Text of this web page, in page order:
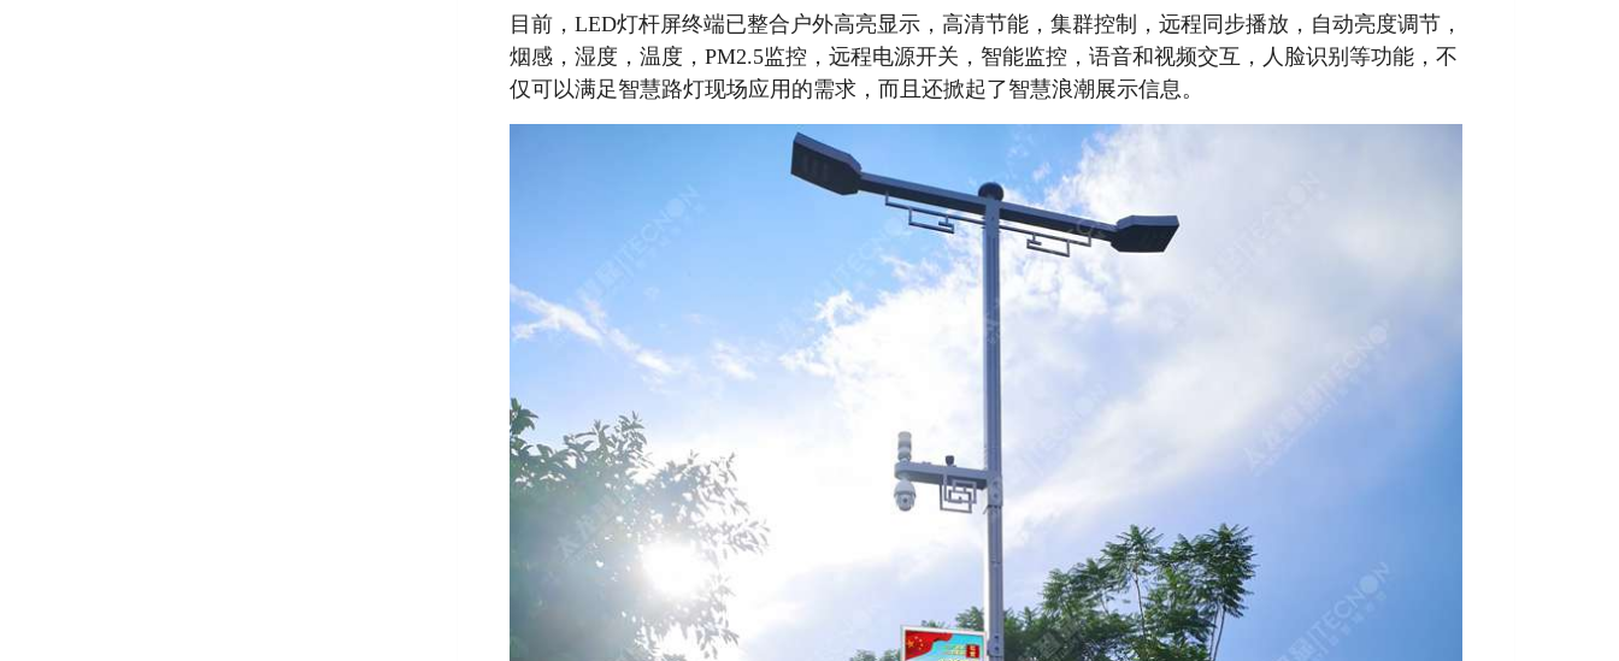
目前，LED灯杆屏终端已整合户外高亮显示，高清节能，集群控制，远程同步播放，自动亮度调节，
烟感，湿度，温度，PM2.5监控，远程电源开关，智能监控，语音和视频交互，人脸识别等功能，不
仅可以满足智慧路灯现场应用的需求，而且还掀起了智慧浪潮展示信息。